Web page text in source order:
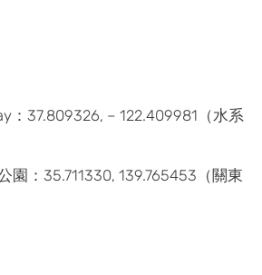
：37.809326, – 122.409981（水系
園：35.711330, 139.765453（關東